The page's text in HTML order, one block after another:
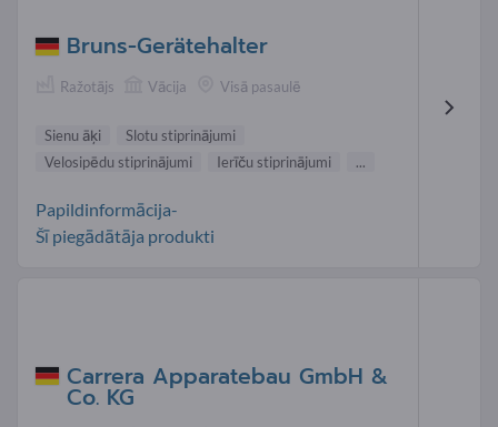
Bruns-Gerätehalter
Ražotājs Vācija Visā pasaulē
Sienu āķi
Slotu stiprinājumi
Velosipēdu stiprinājumi
Ierīču stiprinājumi ...
Papildinformācija-
Šī piegādātāja produkti
Carrera Apparatebau GmbH &
Co. KG